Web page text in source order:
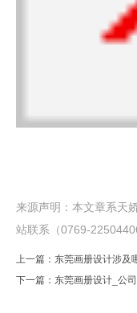
来源声明：本文章系天
站联系（0769-
上一篇： 东莞画册设计涉及
下一篇： 东莞画册设计_公